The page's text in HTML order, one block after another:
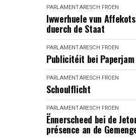
PARLAMENTARESCH FROEN
Iwwerhuele vun
duerch de Staat
PARLAMENTARESCH FROEN
Publicitéit bei Paperjam
PARLAMENTARESCH FROEN
Schoulflicht
PARLAMENTARESCH FROEN
Ënnerscheed bei de
présence an de